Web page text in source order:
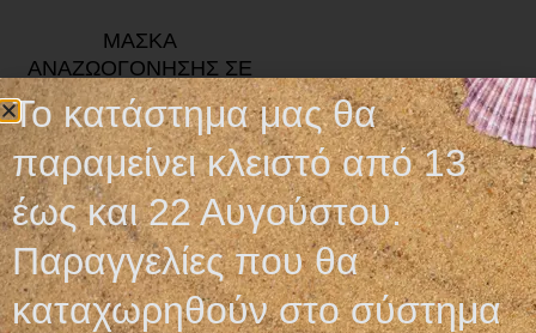
ΜΑΣΚΑ
ΑΝΑΖΩΟΓΟΝΗΣΗΣ ΣΕ
ΚΟΥΤΑΚΙ
5,60€
Προσθήκη στο καλάθι
Το κατάστημα μας θα
παραμείνει κλειστό από 13
έως και 22 Αυγούστου.
Παραγγελίες που θα
καταχωρηθούν στο σύστημα